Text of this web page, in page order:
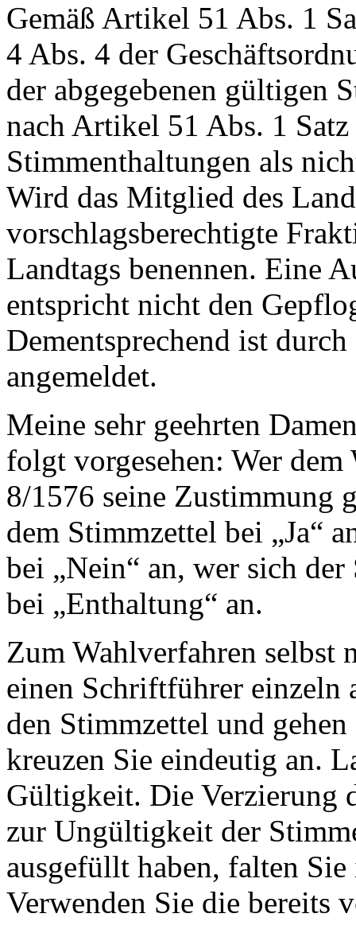
Gemäß Artikel 51 Abs. 1
4 Abs. 4 der
der abgegebenen gültigen
nach Artikel 51 Abs. 1
Stimmenthaltungen als
Wird das Mitglied des
vorschlagsberechtigte
Landtags benennen. Eine
entspricht nicht den
Dementsprechend ist
angemeldet.
Meine sehr geehrten
folgt vorgesehen: Wer
8/1576 seine Zustimmung
dem Stimmzettel bei „Ja“
bei „Nein“ an, wer sich
bei „Enthaltung“ an.
Zum Wahlverfahren selbst
einen Schriftführer einzeln
den Stimmzettel und
kreuzen Sie eindeutig an.
Gültigkeit. Die Verzierung
zur Ungültigkeit der
ausgefüllt haben, falten
Verwenden Sie die bereits